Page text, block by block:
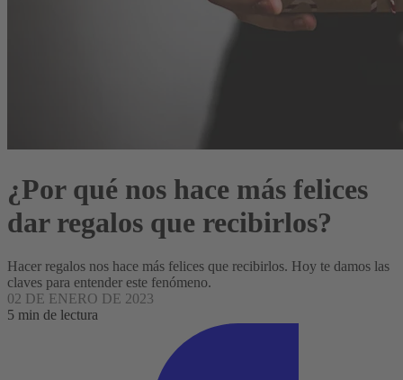
¿Por qué nos hace más felices
dar regalos que recibirlos?
Hacer regalos nos hace más felices que recibirlos. Hoy te damos las
claves para entender este fenómeno.
02 DE ENERO DE 2023
5 min de lectura